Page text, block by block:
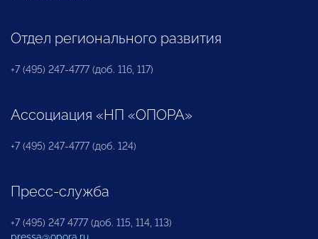
Отдел регионального развития
+7 (495) 247-4777 (доб. 116, 117)
Ассоциация «НП «ОПОРА»
+7 (495) 247-4777 (доб. 124)
Пресс-служба
+7 (495) 247 4777 (доб. 115, 114, 113)